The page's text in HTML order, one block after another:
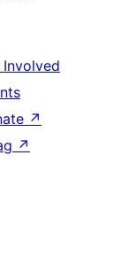
Involved
↗
↗